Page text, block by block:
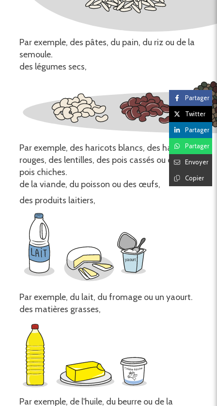
Par exemple, des pâtes, du pain, du riz ou de la
semoule.
des légumes secs,
Par exemple, des haricots blancs, des haricots
rouges, des lentilles, des pois cassés ou des
pois chiches.
de la viande, du poisson ou des œufs,
des produits laitiers,
Par exemple, du lait, du fromage ou un yaourt.
des matières grasses,
Par exemple, de l'huile, du beurre ou de la
Partager
Twitter
Partager
Partager
Envoyer
Copier